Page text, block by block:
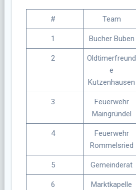
# Team
1 Bucher Buben
2
Oldtimerfreund
e
Kutzenhausen
3
Feuerwehr
Maingründel
4
Feuerwehr
Rommelsried
5 Gemeinderat
6
Marktkapelle